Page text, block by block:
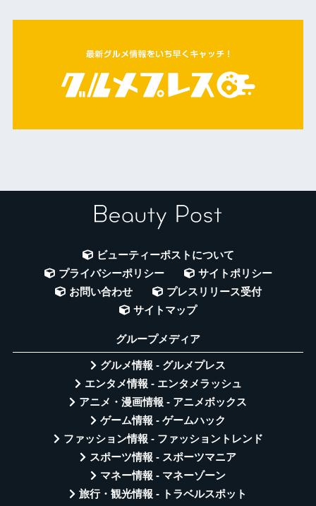
ビューティーポストについて
プライバシーポリシー
サイトポリシー
お問い合わせ
プレスリリース受付
サイトマップ
グループメディア
グルメ情報 - グルメプレス
エンタメ情報 - エンタメラッシュ
アニメ・漫画情報 - アニメボックス
ゲーム情報 - ゲームハック
ファッション情報 - ファッショントレンド
スポーツ情報 - スポーツマニア
マネー情報 - マネーゾーン
旅行・観光情報 - トラベルスポット